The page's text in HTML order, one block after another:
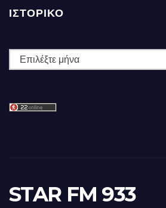
ΙΣΤΟΡΙΚΌ
Ιστορικό
STAR FM 933